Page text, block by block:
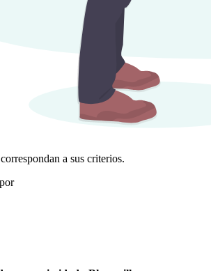
a sus criterios.